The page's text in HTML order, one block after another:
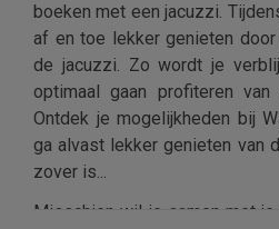
boeken met een jacuzzi.
af en toe lekker genieten
de jacuzzi. Zo wordt je
optimaal gaan profiteren
Ontdek je mogelijkheden bij
ga alvast lekker genieten van
zover is...
Misschien wil je samen met